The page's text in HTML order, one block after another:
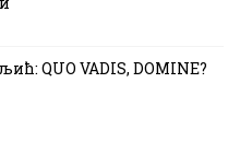
QUO VADIS, DOMINE?